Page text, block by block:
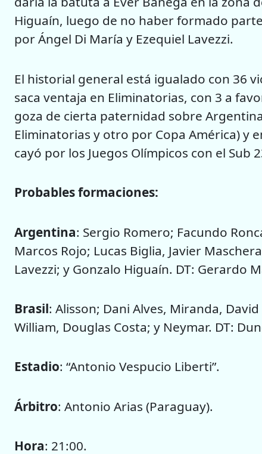
Higuaín, luego de no haber formado
por Ángel Di María y Ezequiel Lavezzi.
El historial general está igualado con 36
saca ventaja en Eliminatorias, con 3 a
goza de cierta paternidad sobre
Eliminatorias y otro por Copa América) y
cayó por los Juegos Olímpicos con el Sub
Probables formaciones:
Argentina: Sergio Romero; Facundo
Marcos Rojo; Lucas Biglia, Javier
Lavezzi; y Gonzalo Higuaín. DT: Gerardo
Brasil: Alisson; Dani Alves, Miranda,
William, Douglas Costa; y Neymar. DT:
Estadio: “Antonio Vespucio Liberti”.
Árbitro: Antonio Arias (Paraguay).
Hora: 21:00.